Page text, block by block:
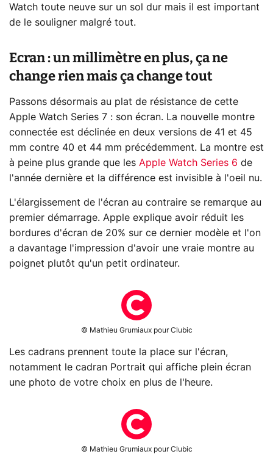
Watch toute neuve sur un sol dur mais il est important
de le souligner malgré tout.
Ecran : un millimètre en plus, ça ne
change rien mais ça change tout
Passons désormais au plat de résistance de cette
Apple Watch Series 7 : son écran. La nouvelle montre
connectée est déclinée en deux versions de 41 et 45
mm contre 40 et 44 mm précédemment. La montre est
à peine plus grande que les Apple Watch Series 6 de
l'année dernière et la différence est invisible à l'oeil nu.
L'élargissement de l'écran au contraire se remarque au
premier démarrage. Apple explique avoir réduit les
bordures d'écran de 20% sur ce dernier modèle et l'on
a davantage l'impression d'avoir une vraie montre au
poignet plutôt qu'un petit ordinateur.
© Mathieu Grumiaux pour Clubic
Les cadrans prennent toute la place sur l'écran,
notamment le cadran Portrait qui affiche plein écran
une photo de votre choix en plus de l'heure.
© Mathieu Grumiaux pour Clubic